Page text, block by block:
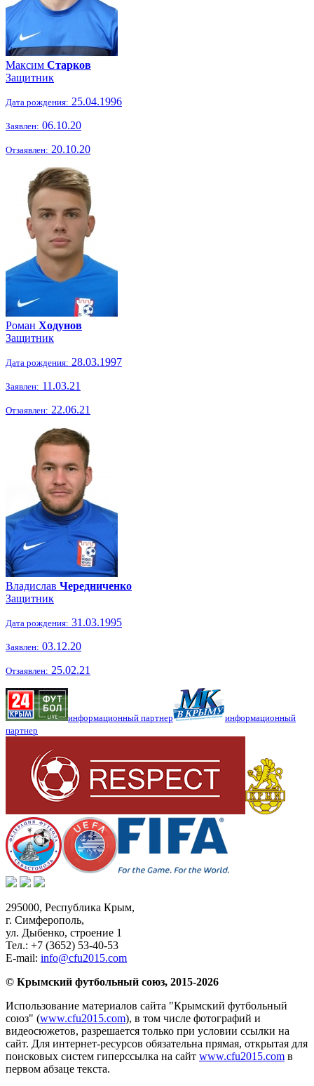
Максим Старков
Защитник
Дата рождения: 25.04.1996
Заявлен: 06.10.20
Отзаявлен: 20.10.20
Роман Ходунов
Защитник
Дата рождения: 28.03.1997
Заявлен: 11.03.21
Отзаявлен: 22.06.21
Владислав Чередниченко
Защитник
Дата рождения: 31.03.1995
Заявлен: 03.12.20
Отзаявлен: 25.02.21
информационный партнер
информационный
партнер
295000, Республика Крым,
г. Симферополь,
ул. Дыбенко, строение 1
Тел.: +7 (3652) 53-40-53
E-mail: info@cfu2015.com
© Крымский футбольный союз, 2015-2026
Использование материалов сайта "Крымский футбольный
союз" (www.cfu2015.com), в том числе фотографий и
видеосюжетов, разрешается только при условии ссылки на
сайт. Для интернет-ресурсов обязательна прямая, открытая для
поисковых систем гиперссылка на сайт www.cfu2015.com в
первом абзаце текста.